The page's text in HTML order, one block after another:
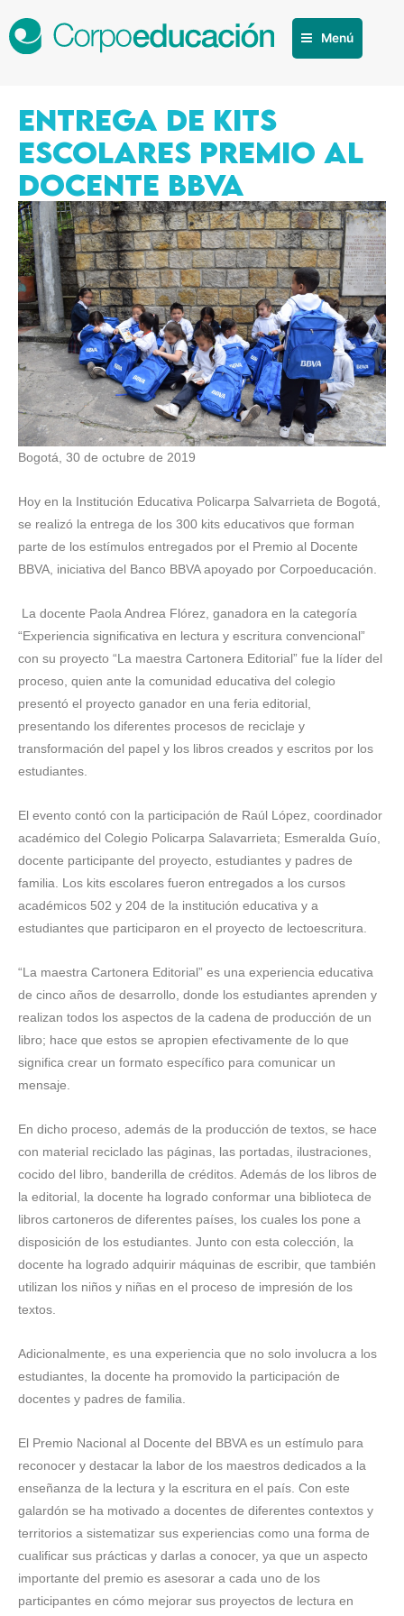
Menú
ENTREGA DE KITS
ESCOLARES PREMIO AL
DOCENTE BBVA
Bogotá, 30 de octubre de 2019
Hoy en la Institución Educativa Policarpa Salvarrieta de Bogotá,
se realizó la entrega de los 300 kits educativos que forman
parte de los estímulos entregados por el Premio al Docente
BBVA, iniciativa del Banco BBVA apoyado por Corpoeducación.
La docente Paola Andrea Flórez, ganadora en la categoría
“Experiencia significativa en lectura y escritura convencional”
con su proyecto “La maestra Cartonera Editorial” fue la líder del
proceso, quien ante la comunidad educativa del colegio
presentó el proyecto ganador en una feria editorial,
presentando los diferentes procesos de reciclaje y
transformación del papel y los libros creados y escritos por los
estudiantes.
El evento contó con la participación de Raúl López, coordinador
académico del Colegio Policarpa Salavarrieta; Esmeralda Guío,
docente participante del proyecto, estudiantes y padres de
familia. Los kits escolares fueron entregados a los cursos
académicos 502 y 204 de la institución educativa y a
estudiantes que participaron en el proyecto de lectoescritura.
“La maestra Cartonera Editorial” es una experiencia educativa
de cinco años de desarrollo, donde los estudiantes aprenden y
realizan todos los aspectos de la cadena de producción de un
libro; hace que estos se apropien efectivamente de lo que
significa crear un formato específico para comunicar un
mensaje.
En dicho proceso, además de la producción de textos, se hace
con material reciclado las páginas, las portadas, ilustraciones,
cocido del libro, banderilla de créditos. Además de los libros de
la editorial, la docente ha logrado conformar una biblioteca de
libros cartoneros de diferentes países, los cuales los pone a
disposición de los estudiantes. Junto con esta colección, la
docente ha logrado adquirir máquinas de escribir, que también
utilizan los niños y niñas en el proceso de impresión de los
textos.
Adicionalmente, es una experiencia que no solo involucra a los
estudiantes, la docente ha promovido la participación de
docentes y padres de familia.
El Premio Nacional al Docente del BBVA es un estímulo para
reconocer y destacar la labor de los maestros dedicados a la
enseñanza de la lectura y la escritura en el país. Con este
galardón se ha motivado a docentes de diferentes contextos y
territorios a sistematizar sus experiencias como una forma de
cualificar sus prácticas y darlas a conocer, ya que un aspecto
importante del premio es asesorar a cada uno de los
participantes en cómo mejorar sus proyectos de lectura en